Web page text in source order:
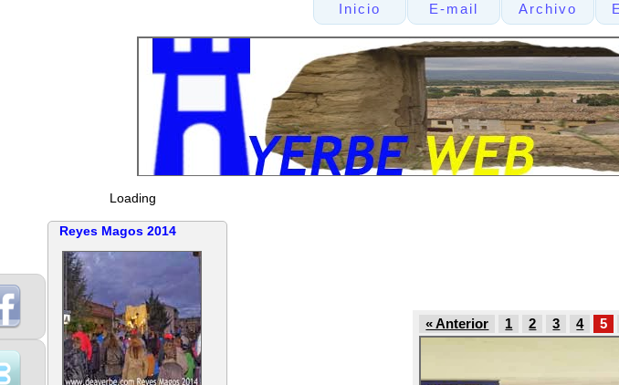
Inicio E-mail Archivo
Loading
« Anterior 1 2 3 4 5
Reyes Magos 2014